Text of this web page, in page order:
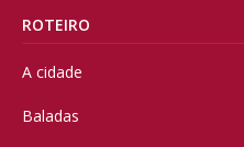
ROTEIRO
A cidade
Baladas